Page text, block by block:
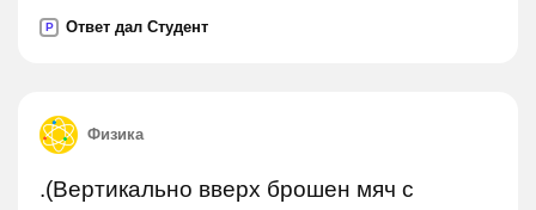
P Ответ дал Студент
Физика
.(Вертикально вверх брошен мяч с